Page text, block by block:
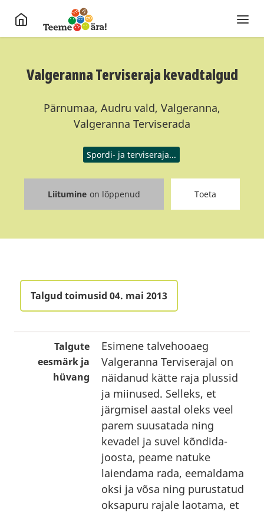
Valgeranna Terviseraja kevadtalgud
Pärnumaa, Audru vald, Valgeranna,
Valgeranna Terviserada
Spordi- ja terviseraja...
Liitumine on lõppenud Toeta
Talgud toimusid 04. mai 2013
Talgute
eesmärk ja
hüvang
Esimene talvehooaeg
Valgeranna Terviserajal on
näidanud kätte raja plussid
ja miinused. Selleks, et
järgmisel aastal oleks veel
parem suusatada ning
kevadel ja suvel kõndida-
joosta, peame natuke
laiendama rada, eemaldama
oksi ja võsa ning purustatud
oksapuru rajale laotama, et